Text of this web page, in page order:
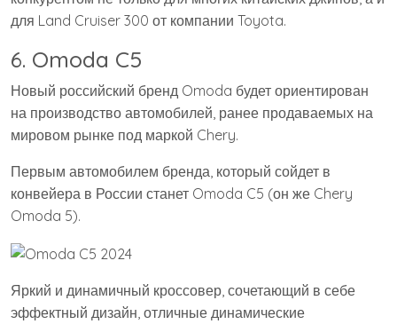
для Land Cruiser 300 от компании Toyota.
6. Omoda C5
Новый российский бренд Omoda будет ориентирован
на производство автомобилей, ранее продаваемых на
мировом рынке под маркой Chery.
Первым автомобилем бренда, который сойдет в
конвейера в России станет Omoda C5 (он же Chery
Omoda 5).
Яркий и динамичный кроссовер, сочетающий в себе
эффектный дизайн, отличные динамические